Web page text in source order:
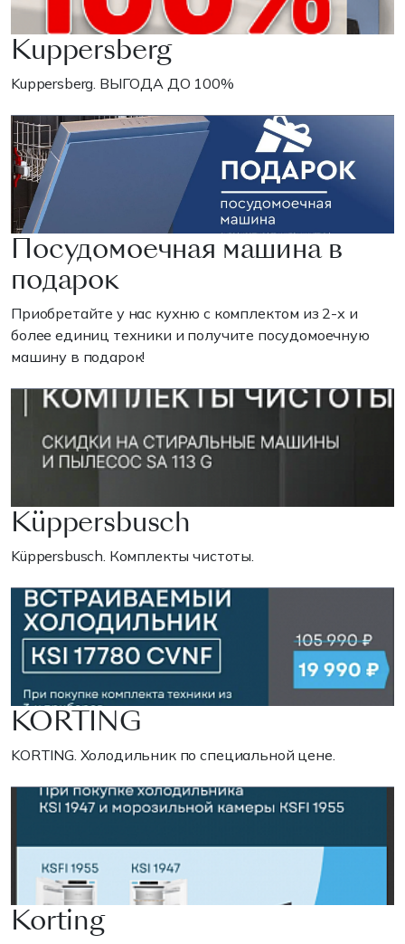
Kuppersberg
Kuppersberg. ВЫГОДА ДО 100%
Посудомоечная машина в
подарок
Приобретайте у нас кухню с комплектом из 2-х и
более единиц техники и получите посудомоечную
машину в подарок!
Küppersbusch
Küppersbusch. Комплекты чистоты.
KORTING
KORTING. Холодильник по специальной цене.
Korting